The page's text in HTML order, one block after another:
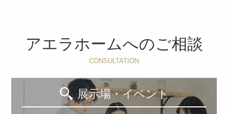
アエラホームへのご相談
CONSULTATION
展示場・イベント